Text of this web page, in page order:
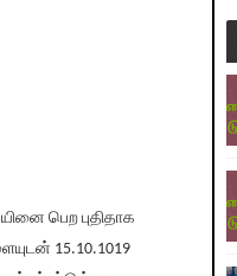
பெற புதிதாக
15.10.1019